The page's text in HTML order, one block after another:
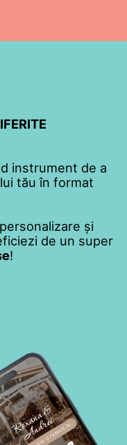
instrument de a
tău în format
și
de un super
!